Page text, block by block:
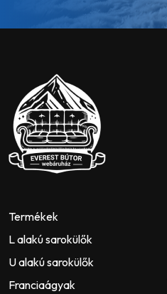
Termékek
L alakú sarokülők
U alakú sarokülők
Franciaágyak